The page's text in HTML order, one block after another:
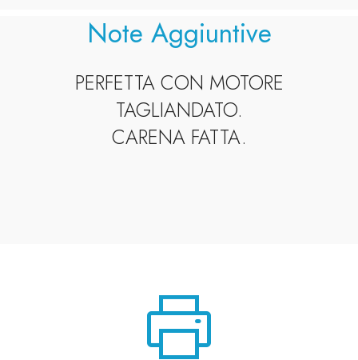
Note Aggiuntive
PERFETTA CON MOTORE
TAGLIANDATO.
CARENA FATTA.